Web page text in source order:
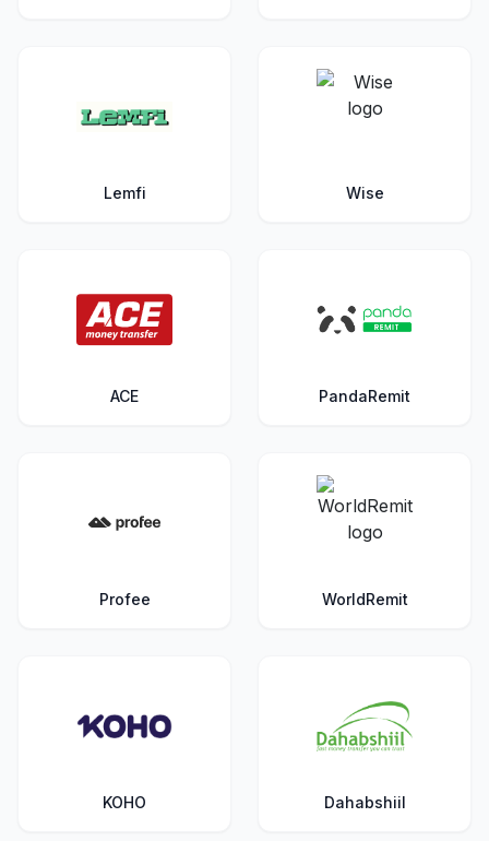
Lemfi Wise
ACE PandaRemit
Profee WorldRemit
KOHO Dahabshiil